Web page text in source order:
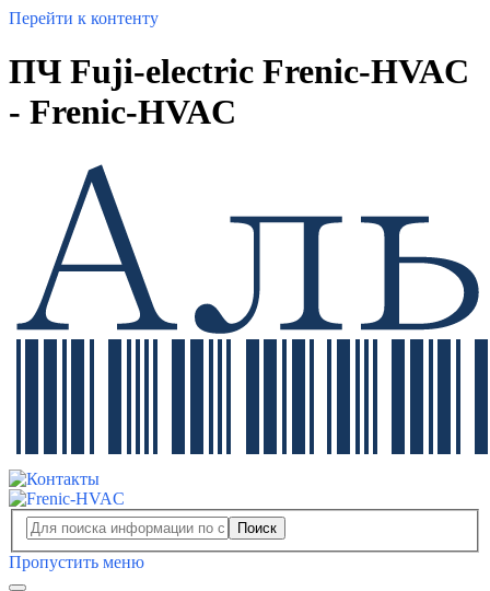
Перейти к контенту
ПЧ Fuji-electric Frenic-HVAC
- Frenic-HVAC
Поиск
Пропустить меню